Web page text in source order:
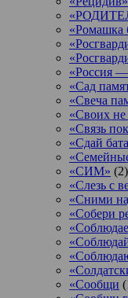
«Ромашка
«Россия —
«Сад
«Свеча
«Своих не
«Связь
«Сдай
«СИМ» (2)
«Слезь с
«Сними
«Собери
«Сообщи